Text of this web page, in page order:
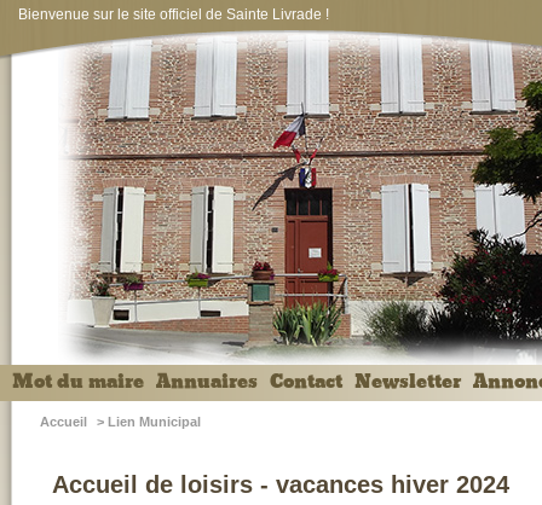
Bienvenue sur le site officiel de Sainte Livrade !
Mot du maire Annuaires Contact Newsletter
Accueil > Lien Municipal
Accueil de loisirs - vacances hiver 2024